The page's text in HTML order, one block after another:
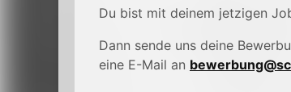
Du bist mit deinem jetzigen
Dann sende uns deine
eine E-Mail an